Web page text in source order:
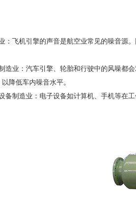
飞机引擎的声音是航空业常见的噪音源。
业：汽车引擎、轮胎和行驶中的风噪都会
降低车内噪音水平。
制造业：电子设备如计算机、手机等在工